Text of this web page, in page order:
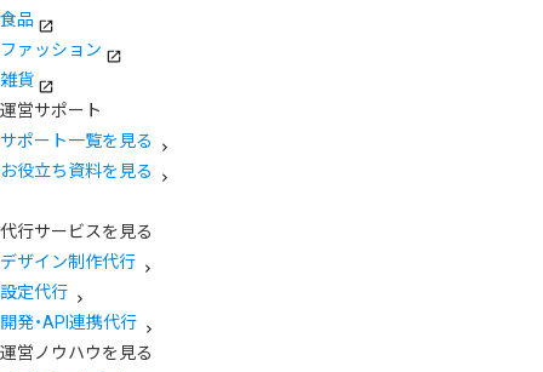
食品
ファッション
雑貨
運営サポート
サポート一覧を見る
お役立ち資料を見る
代行サービスを見る
デザイン制作代行
設定代行
開発・API連携代行
運営ノウハウを見る